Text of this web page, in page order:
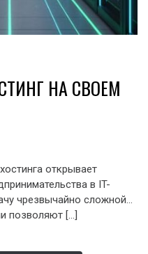
НА СВОЕМ
открывает
в IT-
чрезвычайно сложной…
позволяют […]